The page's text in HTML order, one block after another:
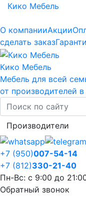
Кико Мебель
О компанииАкции
сделать заказ
Кико Мебель
Мебель для всей
от производителей
Производители
+7 (950)007-54-14
+7 (812)330-21-40
Пн-Вс: с 9:00 до
Обратный звонок